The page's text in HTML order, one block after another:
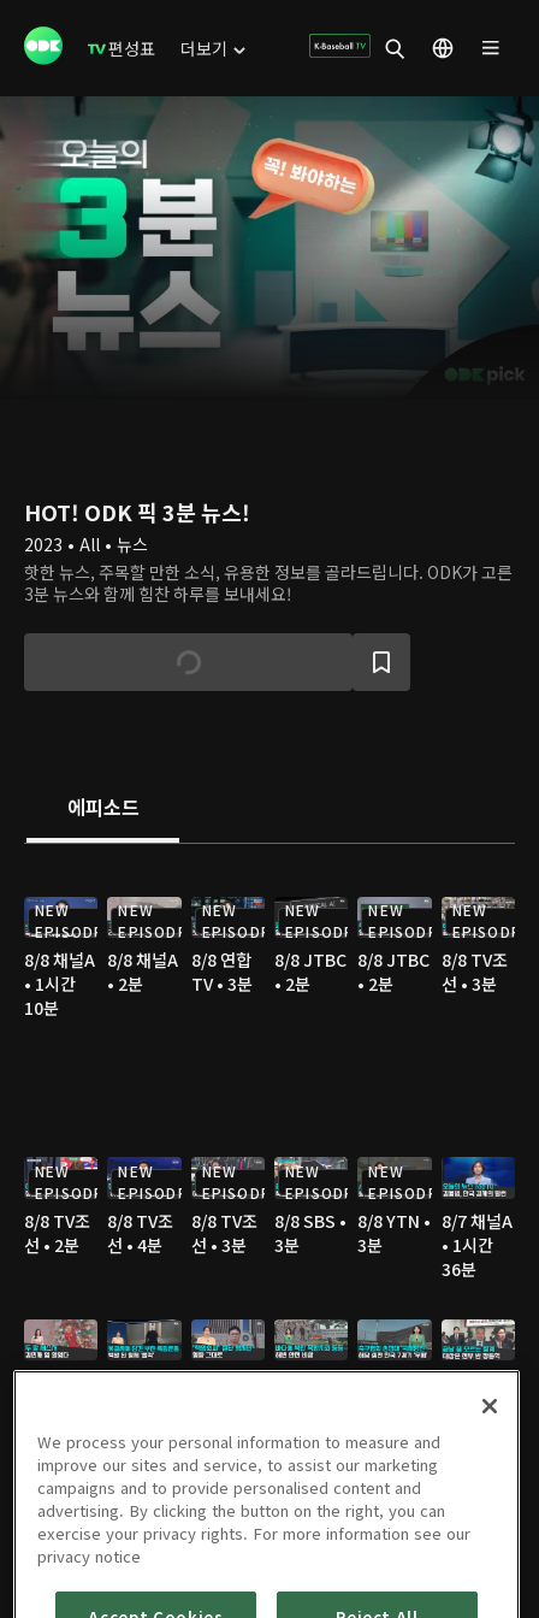
편성표 더보기
HOT! ODK 픽 3분 뉴스!
2023 • All • 뉴스
핫한 뉴스, 주목할 만한 소식, 유용한 정보를 골라드립니다. ODK가 고른
3분 뉴스와 함께 힘찬 하루를 보내세요!
에피소드
NEW
EPISODE
8/8 채널A
• 1시간
10분
NEW
EPISODE
8/8 채널A
• 2분
NEW
EPISODE
8/8 연합
TV • 3분
NEW
EPISODE
8/8 JTBC
• 2분
NEW
EPISODE
8/8 JTBC
• 2분
NEW
EPISODE
8/8 TV조
선 • 3분
NEW
EPISODE
8/8 TV조
선 • 2분
NEW
EPISODE
8/8 TV조
선 • 4분
NEW
EPISODE
8/8 TV조
선 • 3분
NEW
EPISODE
8/8 SBS •
3분
NEW
EPISODE
8/8 YTN •
3분
8/7 채널A
• 1시간
36분
선 • 3분
8/7 TV조
선 • 3분
8/7 YTN •
2분
8/7 MBC
• 3분
8/6 채널A
• 1시간
8/6 JTBC
• 2분
8/6 채널A
• 1분
We process your personal information to measure and
improve our sites and service, to assist our marketing
campaigns and to provide personalised content and
advertising. By clicking the button on the right, you can
exercise your privacy rights. For more information see our
privacy notice